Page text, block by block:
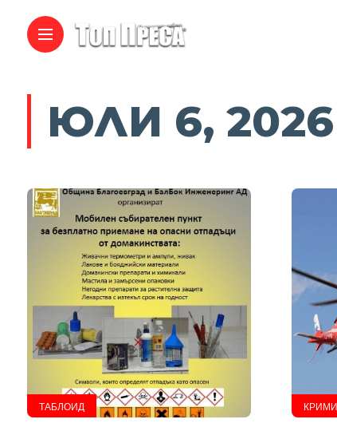
ЮЛИ 6, 2026
ТАБЛОИД КРИМИ